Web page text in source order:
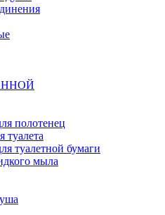
полотенец
туалета
туалетной бумаги
мыла